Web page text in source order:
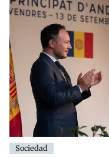
Sociedad